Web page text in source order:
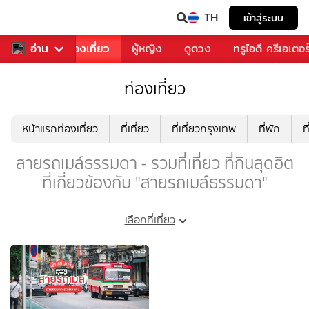
TH เข้าสู่ระบบ
อ่าน
อาหาร ท่องเที่ยว ผู้หญิง ดูดวง ทรูไอดี ครีเอเตอ
ท่องเที่ยว
หน้าแรกท่องเที่ยว ที่เที่ยว ที่เที่ยวกรุงเทพ ที่พัก
สายรถเมล์ธรรมดา - รวมที่เที่ยว ที่กินสุดฮิต
ที่เกี่ยวข้องกับ "สายรถเมล์ธรรมดา"
เลือกที่เที่ยว